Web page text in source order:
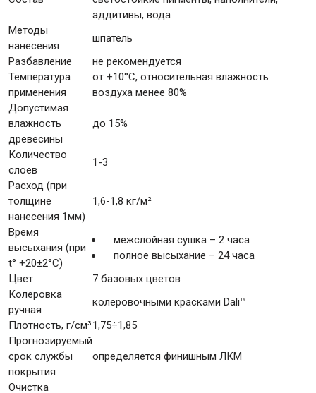
аддитивы, вода
Методы
нанесения
шпатель
Разбавление
не рекомендуется
Температура
применения
от +10°С, относительная влажность
воздуха менее 80%
Допустимая
влажность
древесины
до 15%
Количество
слоев
1-3
Расход (при
толщине
нанесения 1мм)
1,6-1,8 кг/м²
Время
высыхания (при
t° +20±2°C)
межслойная сушка – 2 часа
полное высыхание – 24 часа
Цвет
7 базовых цветов
Колеровка
ручная
колеровочными красками Dali™
Плотность, г/см³1,75÷1,85
Прогнозируемый
срок службы
покрытия
определяется финишным ЛКМ
Очистка